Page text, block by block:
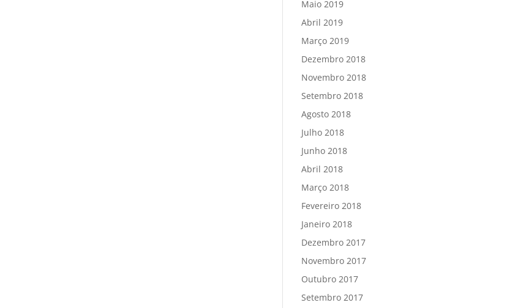
Maio 2019
Abril 2019
Março 2019
Dezembro 2018
Novembro 2018
Setembro 2018
Agosto 2018
Julho 2018
Junho 2018
Abril 2018
Março 2018
Fevereiro 2018
Janeiro 2018
Dezembro 2017
Novembro 2017
Outubro 2017
Setembro 2017